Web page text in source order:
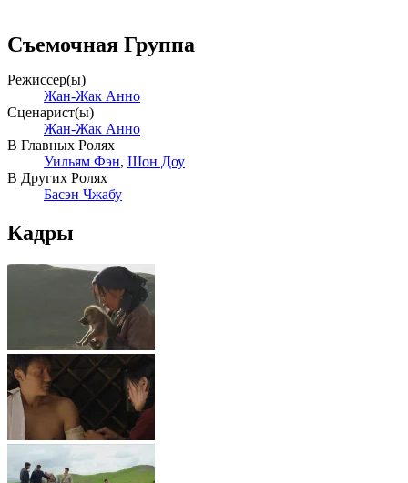
Съемочная Группа
Режиссер(ы)
Жан-Жак Анно
Сценарист(ы)
Жан-Жак Анно
В Главных Ролях
Уильям Фэн, Шон Доу
В Других Ролях
Басэн Чжабу
Кадры